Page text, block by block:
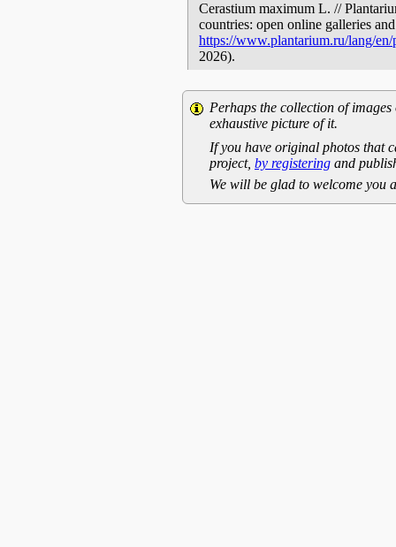
Cerastium maximum L. //
countries: open online galleries
https://www.plantarium.ru/lang/
2026).
Perhaps the collection of
exhaustive picture of it.
If you have original photos that
project, by registering and
We will be glad to welcome